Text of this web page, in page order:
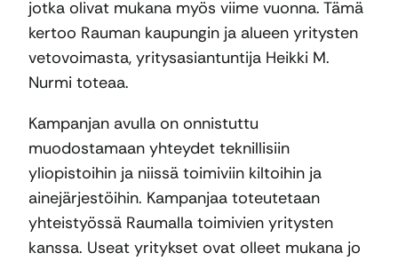
jotka olivat mukana myös viime vuonna. Tämä
kertoo Rauman kaupungin ja alueen yritysten
vetovoimasta, yritysasiantuntija Heikki M.
Nurmi toteaa.
Kampanjan avulla on onnistuttu
muodostamaan yhteydet teknillisiin
yliopistoihin ja niissä toimiviin kiltoihin ja
ainejärjestöihin. Kampanjaa toteutetaan
yhteistyössä Raumalla toimivien yritysten
kanssa. Useat yritykset ovat olleet mukana jo